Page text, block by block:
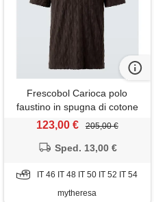
Frescobol Carioca polo
faustino in spugna di cotone
123,00 € 205,00 €
Sped. 13,00 €
IT 46 IT 48 IT 50 IT 52 IT 54
mytheresa